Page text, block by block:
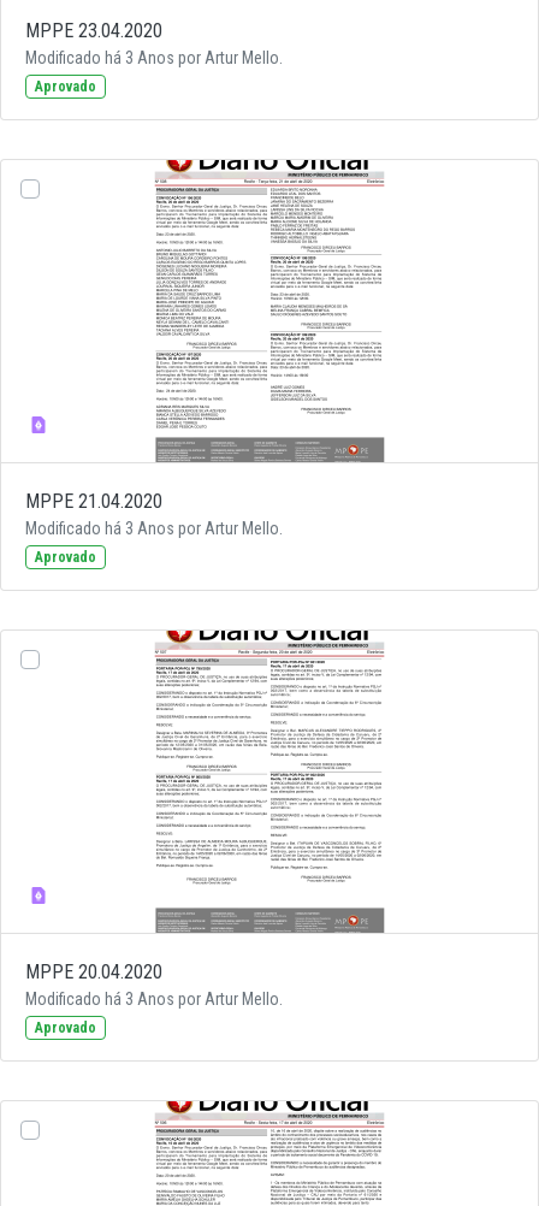
MPPE 23.04.2020
Modificado há 3 Anos por Artur Mello.
Aprovado
MPPE 21.04.2020
Modificado há 3 Anos por Artur Mello.
Aprovado
MPPE 20.04.2020
Modificado há 3 Anos por Artur Mello.
Aprovado